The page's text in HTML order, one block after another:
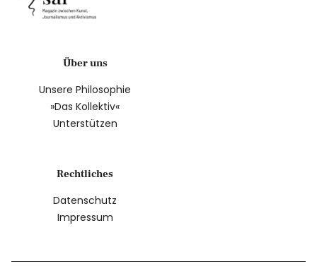
Über uns
Unsere Philosophie
»Das Kollektiv«
Unterstützen
Rechtliches
Datenschutz
Impressum